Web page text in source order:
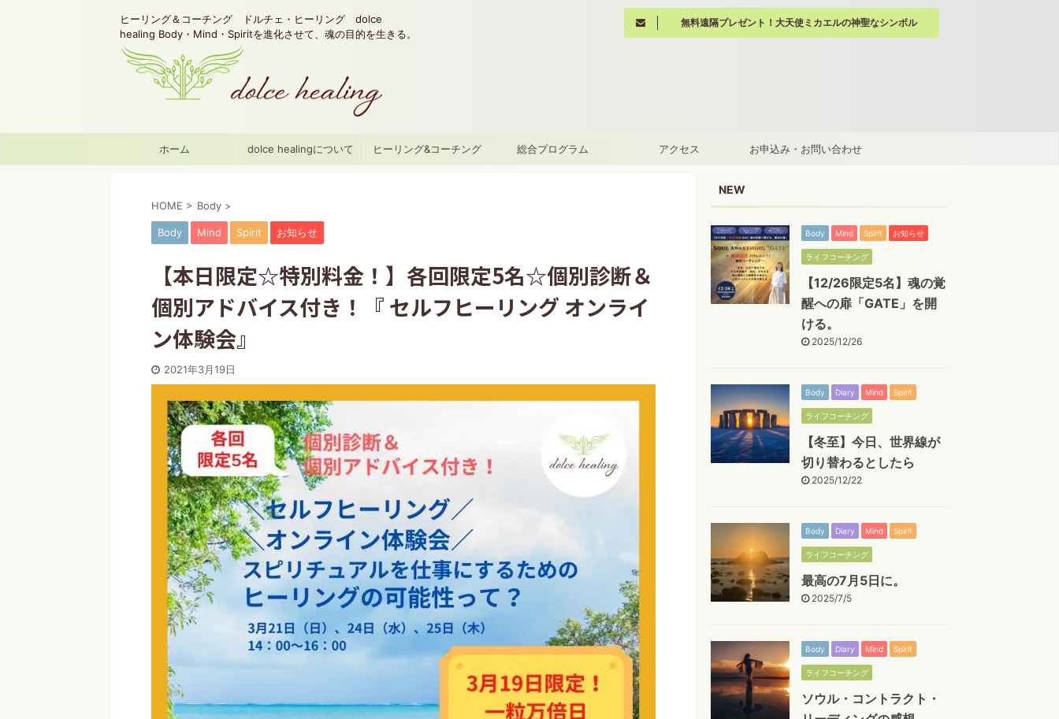
ヒーリング＆コーチング ドルチェ・ヒーリング dolce
healing Body・Mind・Spiritを進化させて、魂の目的を生きる。
無料遠隔プレゼント！大天使ミカエルの神聖なシンボル
ホーム dolce healingについて ヒーリング&コーチング 総合プログラム アクセス お申込み・お問い合わせ
HOME > Body >
Body Mind Spirit お知らせ
【本日限定☆特別料金！】各回限定5名☆個別診断＆
個別アドバイス付き！『 セルフヒーリング オンライ
ン体験会』
2021年3月19日
NEW
Body Mind Spirit お知らせ
ライフコーチング
【12/26限定5名】魂の覚
醒への扉「GATE」を開
ける。
2025/12/26
Body Diary Mind Spirit
ライフコーチング
【冬至】今日、世界線が
切り替わるとしたら
2025/12/22
Body Diary Mind Spirit
ライフコーチング
最高の7月5日に。
2025/7/5
Body Diary Mind Spirit
ライフコーチング
ソウル・コントラクト・